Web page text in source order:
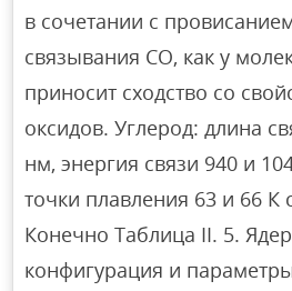
в сочетании с
связывания СО, как у
приносит сходство со
оксидов. Углерод: длина
нм, энергия связи 940 и
точки плавления 63 и 66 К
Конечно Таблица II. 5.
конфигурация и